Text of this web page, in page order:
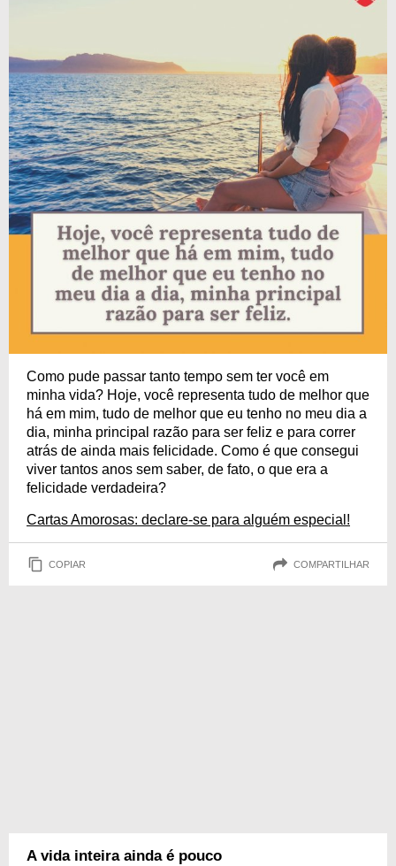
Como pude passar tanto tempo sem ter você em
minha vida? Hoje, você representa tudo de melhor que
há em mim, tudo de melhor que eu tenho no meu dia a
dia, minha principal razão para ser feliz e para correr
atrás de ainda mais felicidade. Como é que consegui
viver tantos anos sem saber, de fato, o que era a
felicidade verdadeira?
Cartas Amorosas: declare-se para alguém especial!
COPIAR COMPARTILHAR
A vida inteira ainda é pouco